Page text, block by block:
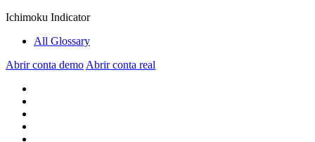
Ichimoku Indicator
All Glossary
Abrir conta demo Abrir conta real